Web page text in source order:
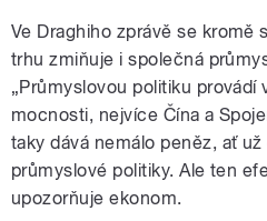
Ve Draghiho zprávě se kromě
trhu zmiňuje i společná
„Průmyslovou politiku
mocnosti, nejvíce Čína a
taky dává nemálo peněz, ať
průmyslové politiky. Ale ten
upozorňuje ekonom.